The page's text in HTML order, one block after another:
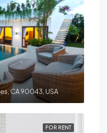
CA 90043, USA
FOR RENT